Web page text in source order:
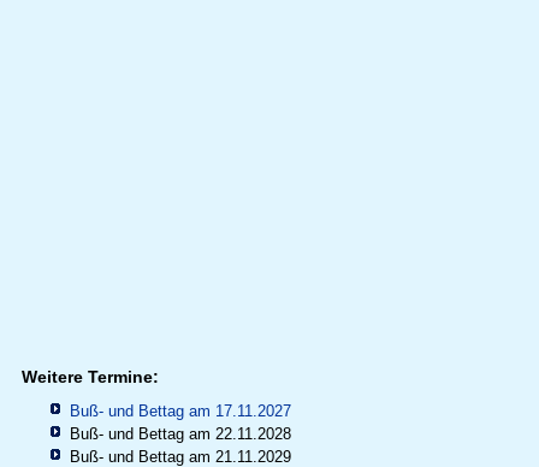
Weitere Termine:
Buß- und Bettag am 17.11.2027
Buß- und Bettag am 22.11.2028
Buß- und Bettag am 21.11.2029